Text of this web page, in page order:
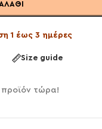
1 έως 3 ημέρες
Size guide
προϊόν τώρα!